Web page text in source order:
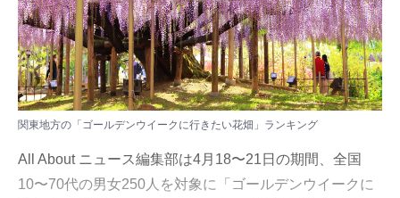
関東地方の「ゴールデンウイークに行きたい花畑」ランキング
All About ニュース編集部は4月18〜21日の期間、全国
10〜70代の男女250人を対象に「ゴールデンウイークに